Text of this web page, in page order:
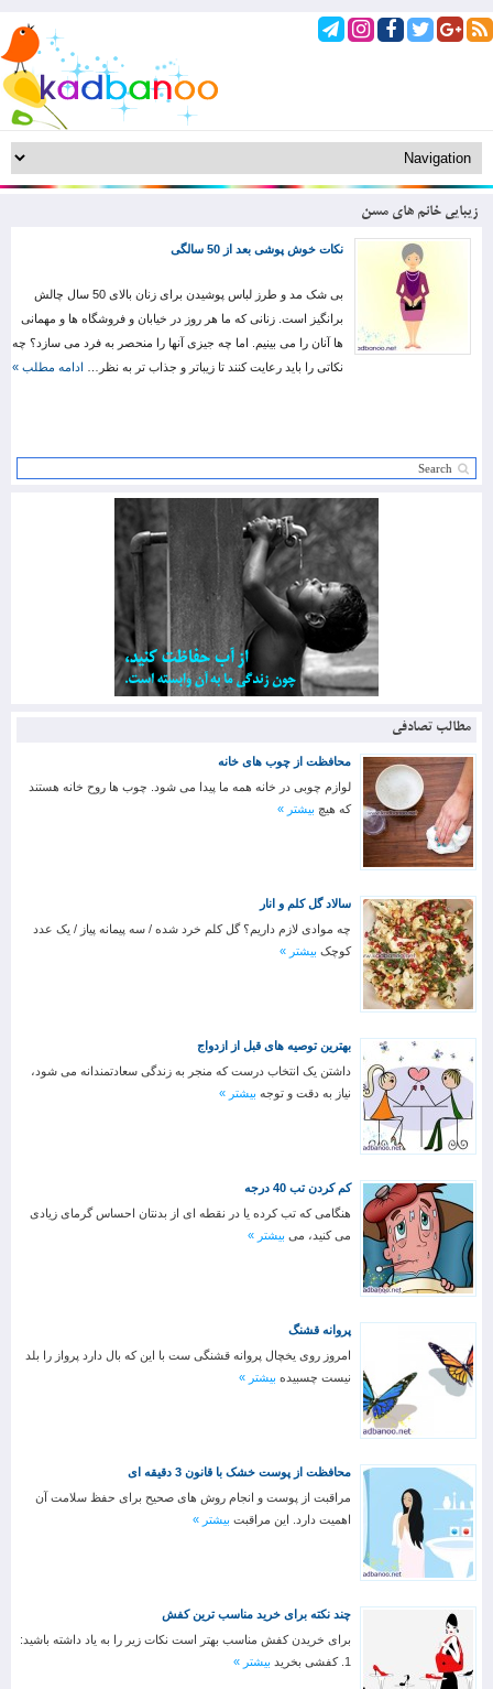
زیبایی خانم های مسن
نکات خوش پوشی بعد از 50 سالگی
بی شک مد و طرز لباس پوشیدن برای زنان بالای 50 سال چالش
برانگیز است. زنانی که ما هر روز در خیابان و فروشگاه ها و مهمانی
ها آنان را می بینیم. اما چه جیزی آنها را منحصر به فرد می سازد؟ چه
نکاتی را باید رعایت کنند تا زیباتر و جذاب تر به نظر… ادامه مطلب »
مطالب تصادفی
محافظت از چوب های خانه
لوازم چوبی در خانه همه ما پیدا می شود. چوب ها روح خانه هستند
که هیچ بیشتر »
سالاد گل کلم و انار
چه موادی لازم داریم؟ گل کلم خرد شده / سه پیمانه پیاز / یک عدد
کوچک بیشتر »
بهترین توصیه های قبل از ازدواج
داشتن یک انتخاب درست که منجر به زندگی سعادتمندانه می شود،
نیاز به دقت و توجه بیشتر »
کم کردن تب 40 درجه
هنگامی که تب کرده یا در نقطه ای از بدنتان احساس گرمای زیادی
می کنید، می بیشتر »
پروانه قشنگ
امروز روی یخچال پروانه قشنگی ست با این که بال دارد پرواز را بلد
نیست چسبیده بیشتر »
محافظت از پوست خشک با قانون 3 دقیقه ای
مراقبت از پوست و انجام روش های صحیح برای حفظ سلامت آن
اهمیت دارد. این مراقبت بیشتر »
چند نکته برای خرید مناسب ترین کفش
برای خریدن کفش مناسب بهتر است نکات زیر را به یاد داشته باشید:
1. کفشی بخرید
بیشتر »